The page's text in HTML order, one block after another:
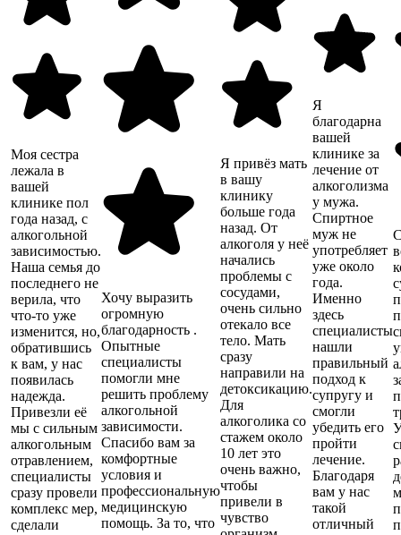
Моя сестра
лежала в
вашей
клинике пол
года назад, с
алкогольной
зависимостью.
Наша семья до
последнего не
верила, что
что-то уже
изменится, но,
обратившись
к вам, у нас
появилась
надежда.
Привезли её
мы с сильным
алкогольным
отравлением,
специалисты
сразу провели
комплекс мер,
сделали
Хочу выразить
огромную
благодарность .
Опытные
специалисты
помогли мне
решить проблему
алкогольной
зависимости.
Спасибо вам за
комфортные
условия и
профессиональную
медицинскую
помощь. За то, что
Я привёз мать
в вашу
клинику
больше года
назад. От
алкоголя у неё
начались
проблемы с
сосудами,
очень сильно
отекало все
тело. Мать
сразу
направили на
детоксикацию.
Для
алкоголика со
стажем около
10 лет это
очень важно,
чтобы
привели в
чувство
Я
благодарна
вашей
клинике за
лечение от
алкоголизма
у мужа.
Спиртное
муж не
употребляет
уже около
года.
Именно
здесь
специалисты
нашли
правильный
подход к
супругу и
смогли
убедить его
пройти
лечение.
Благодаря
вам у нас
такой
отличный